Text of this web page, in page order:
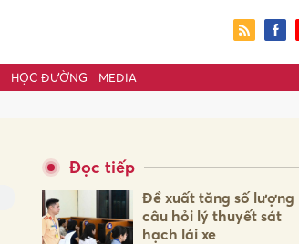
HỌC ĐƯỜNG MEDIA
Đọc tiếp
Đề xuất tăng số lượng
câu hỏi lý thuyết sát
hạch lái xe